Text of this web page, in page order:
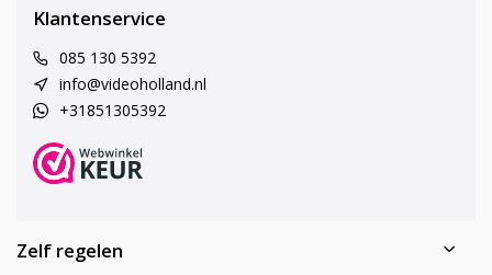
Klantenservice
085 130 5392
info@videoholland.nl
+31851305392
Zelf regelen